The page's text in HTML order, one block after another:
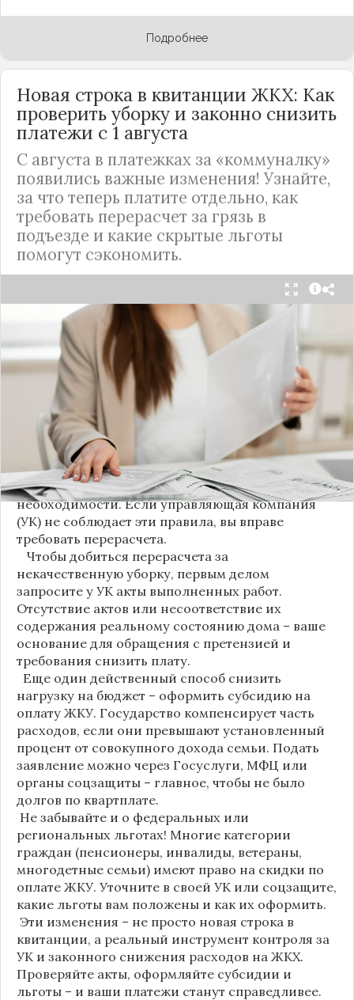
Подробнее
Новая строка в квитанции ЖКХ: Как
проверить уборку и законно снизить
платежи с 1 августа
С августа в платежках за «коммуналку»
появились важные изменения! Узнайте,
за что теперь платите отдельно, как
требовать перерасчет за грязь в
подъезде и какие скрытые льготы
помогут сэкономить.
С 1 августа в квитанциях за жилищно-
коммунальные услуги введено важное
новшество. Как поясняет автор канала "ВЗО
ProДеньги", теперь уборка мест общего
пользования (МОП) выделена в отдельную
строку. Это дает жильцам четкое понимание, за
что именно они платят.
Новые нормы строго регламентируют частоту
уборки: мытье полов и лестниц должно
проводиться несколько раз в неделю, удаление
пыли – еженедельно, а уборка снега – по мере
необходимости. Если управляющая компания
(УК) не соблюдает эти правила, вы вправе
требовать перерасчета.
Чтобы добиться перерасчета за
некачественную уборку, первым делом
запросите у УК акты выполненных работ.
Отсутствие актов или несоответствие их
содержания реальному состоянию дома – ваше
основание для обращения с претензией и
требования снизить плату.
Еще один действенный способ снизить
нагрузку на бюджет – оформить субсидию на
оплату ЖКУ. Государство компенсирует часть
расходов, если они превышают установленный
процент от совокупного дохода семьи. Подать
заявление можно через Госуслуги, МФЦ или
органы соцзащиты – главное, чтобы не было
долгов по квартплате.
Не забывайте и о федеральных или
региональных льготах! Многие категории
граждан (пенсионеры, инвалиды, ветераны,
многодетные семьи) имеют право на скидки по
оплате ЖКУ. Уточните в своей УК или соцзащите,
какие льготы вам положены и как их оформить.
Эти изменения – не просто новая строка в
квитанции, а реальный инструмент контроля за
УК и законного снижения расходов на ЖКХ.
Проверяйте акты, оформляйте субсидии и
льготы – и ваши платежи станут справедливее.